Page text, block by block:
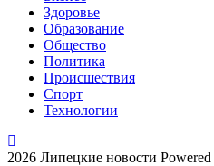
Здоровье
Образование
Общество
Политика
Происшествия
Спорт
Технологии
2026 Липецкие новости